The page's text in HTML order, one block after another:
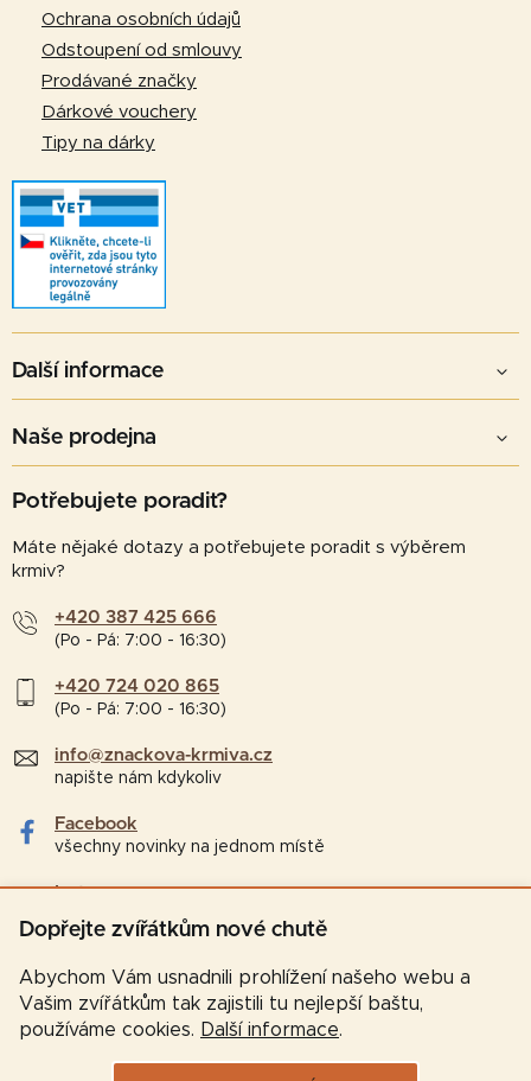
Dopřejte zvířátkům nové chutě
Abychom Vám usnadnili prohlížení našeho webu a
Vašim zvířátkům tak zajistili tu nejlepší baštu,
používáme cookies. Další informace.
Ochrana osobních údajů
Odstoupení od smlouvy
Prodávané značky
Dárkové vouchery
Tipy na dárky
Další informace
Naše prodejna
Potřebujete poradit?
Máte nějaké dotazy a potřebujete poradit s výběrem
krmiv?
+420 387 425 666
(Po - Pá: 7:00 - 16:30)
+420 724 020 865
(Po - Pá: 7:00 - 16:30)
info@znackova-krmiva.cz
napište nám kdykoliv
Facebook
všechny novinky na jednom místě
Instagram
tipy a zajímavosti pro chovatele